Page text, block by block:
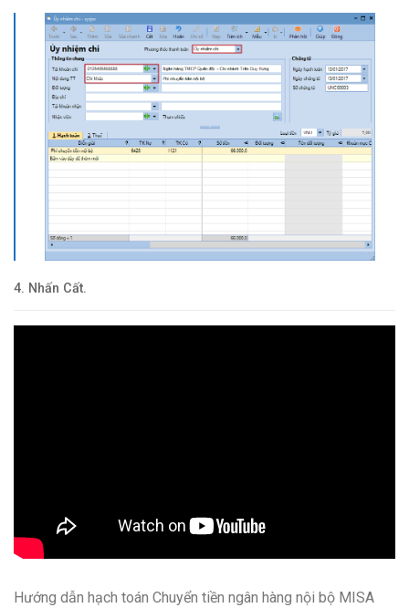
4. Nhấn Cất.
Hướng dẫn hạch toán Chuyển tiền ngân hàng nội bộ MISA